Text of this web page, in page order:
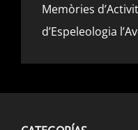
Memòries
d’Espeleologia